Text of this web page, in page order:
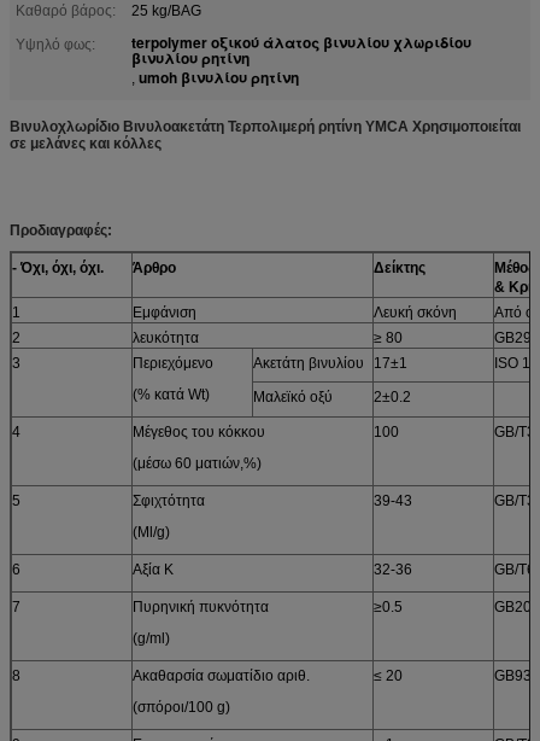
Καθαρό βάρος:
25 kg/BAG
Υψηλό φως:
terpolymer οξικού άλατος βινυλίου χλωριδίου
βινυλίου ρητίνη
, umoh βινυλίου ρητίνη
Βινυλοχλωρίδιο Βινυλοακετάτη Τερπολιμερή ρητίνη YMCA Χρησιμοποιείται
σε μελάνες και κόλλες
Προδιαγραφές:
- Όχι, όχι, όχι. Άρθρο Δείκτης
&
1
Εμφάνιση Λευκή σκόνη
Από
2
λευκότητα ≥ 80
3
Περιεχόμενο
(% κατά Wt)
Ακετάτη βινυλίου 17±1
ISO
Μαλεϊκό οξύ
2±0.2
4
Μέγεθος του κόκκου
(μέσω 60 ματιών,%)
100 GB/
5
Σφιχτότητα
(Ml/g)
39-43 GB/
6 Αξία K 32-36 GB/
7
Πυρηνική πυκνότητα
(g/ml)
≥0.5
8
Ακαθαρσία σωματίδιο αριθ.
(σπόροι/100 g)
≤ 20